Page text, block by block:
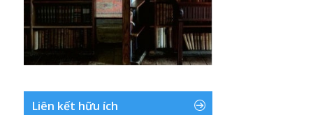
Liên kết hữu ích